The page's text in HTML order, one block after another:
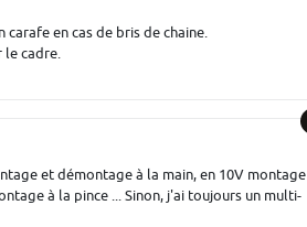
en cas de bris de chaine.
le cadre.
et démontage à la main, en 10V montage
à la pince ... Sinon, j'ai toujours un multi-